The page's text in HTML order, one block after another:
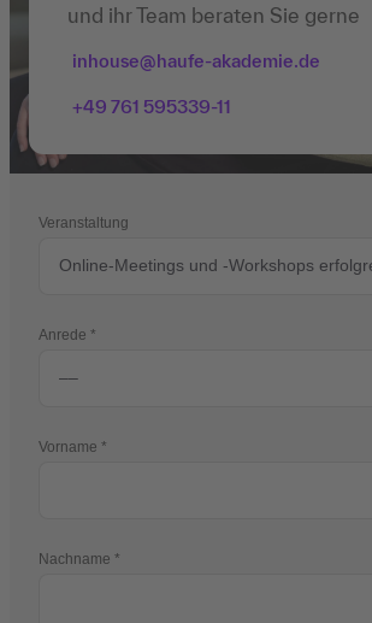
und ihr Team beraten Sie gerne
inhouse@haufe-akademie.de
+49 761 595339-11
Veranstaltung
Anrede
Vorname
Nachname